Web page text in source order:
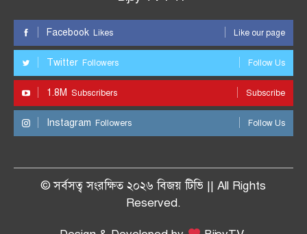
Facebook Likes Like our page
Twitter Followers Follow Us
1.8M Subscribers Subscribe
Instagram Followers Follow Us
© সর্বসত্ব সংরক্ষিত ২০২৬ বিজয় টিভি || All Rights
Reserved.